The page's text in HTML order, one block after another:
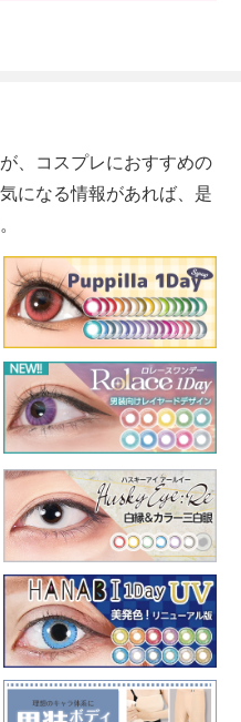
、コスプレにおすすめの
になる情報があれば、是